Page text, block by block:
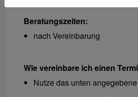
Beratungszeiten:
nach Vereinbarung
Wie vereinbare ich einen
Nutze das unten angegebene